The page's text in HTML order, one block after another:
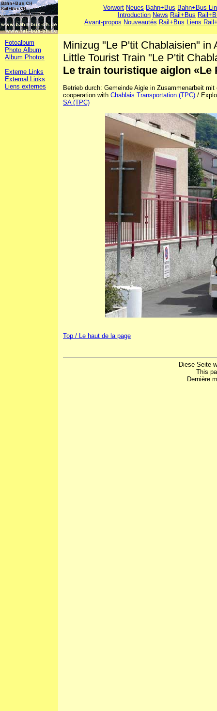
Vorwort Neues Bahn+Bus Bahn+Bus
Introduction News Rail+Bus
Avant-propos Nouveautés Rail+Bus Liens
Fotoalbum
Photo Album
Album Photos
Externe Links
External Links
Liens externes
Minizug "Le P'tit Chablaisien" in
Little Tourist Train "Le P'tit
Le train touristique aiglon «Le
Betrieb durch: Gemeinde Aigle in Zusammenarbeit
cooperation with Chablais Transportation (TPC) /
SA (TPC)
Top / Le haut de la page
Diese Seite
This
Dernière